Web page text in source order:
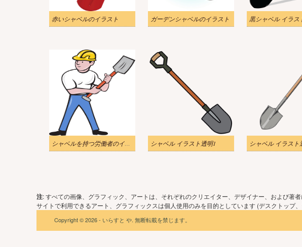
赤いシャベルのイラスト ガーデンシャベルのイラスト 黒シャベル イラス
シャベルを持つ労働者のイラスト シャベル イラスト透明1 シャベル イラスト
注: すべての画像、グラフィック、アートは、それぞれのクリエイター、デザイナー、および
サイトで利用できるアート、グラフィックスは個人使用のみを目的としています (デスクトップ
Copyright © 2026 - いらすと や. 無断転載を禁じます。